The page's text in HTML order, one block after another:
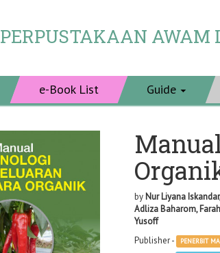
PERPUSTAKAAN AWAM
e-Book List Guide
by Nur Liyana
Adliza Baharom,
Yusoff
Publisher -
PENERBIT